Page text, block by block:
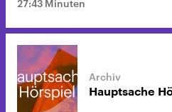
27:43 Minuten
Hauptsache